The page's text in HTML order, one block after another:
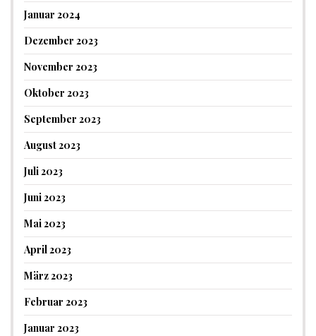
Januar 2024
Dezember 2023
November 2023
Oktober 2023
September 2023
August 2023
Juli 2023
Juni 2023
Mai 2023
April 2023
März 2023
Februar 2023
Januar 2023